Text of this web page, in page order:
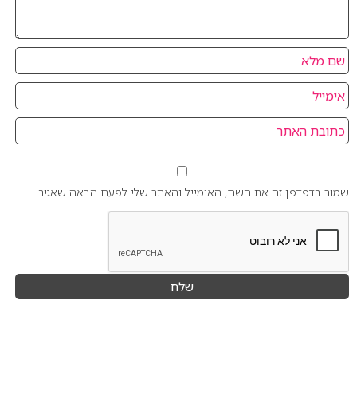
שמור בדפדפן זה את השם, האימייל והאתר שלי לפעם הבאה שאגיב.